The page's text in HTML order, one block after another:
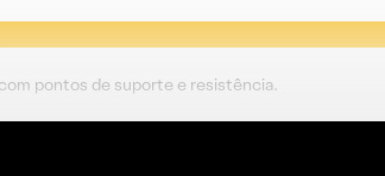
pontos de suporte e resistência.